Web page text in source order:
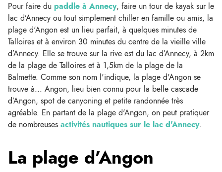
Pour faire du paddle à Annecy, faire un tour de kayak sur le
lac d’Annecy ou tout simplement chiller en famille ou amis, la
plage d'Angon est un lieu parfait, à quelques minutes de
Talloires et à environ 30 minutes du centre de la vieille ville
d’Annecy. Elle se trouve sur la rive est du lac d’Annecy, à 2km
de la plage de Talloires et à 1,5km de la plage de la
Balmette. Comme son nom l'indique, la plage d'Angon se
trouve à... Angon, lieu bien connu pour la belle cascade
d’Angon, spot de canyoning et petite randonnée très
agréable. En partant de la plage d'Angon, on peut pratiquer
de nombreuses activités nautiques sur le lac d'Annecy.
La plage d’Angon